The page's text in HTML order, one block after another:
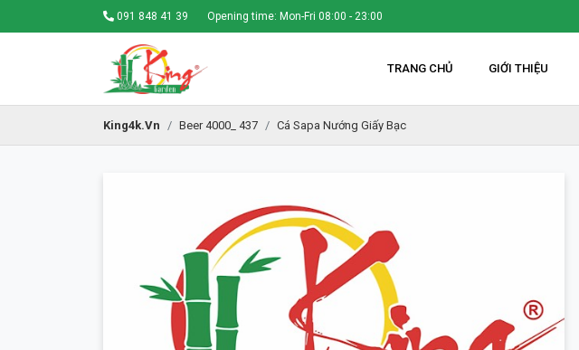
091 848 41 39 Opening time: Mon-Fri 08:00 - 23:00
TRANG CHỦ GIỚI THIỆU
King4k.vn Beer 4000_ 437 Cá Sapa Nướng Giấy Bạc